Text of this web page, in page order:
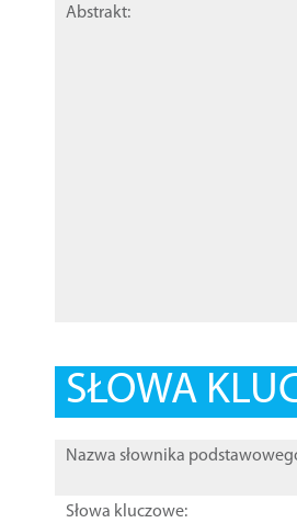
Abstrakt:
SŁOWA
Nazwa słownika
Słowa kluczowe: